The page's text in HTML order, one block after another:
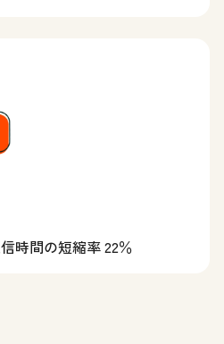
時間の短縮率 22％